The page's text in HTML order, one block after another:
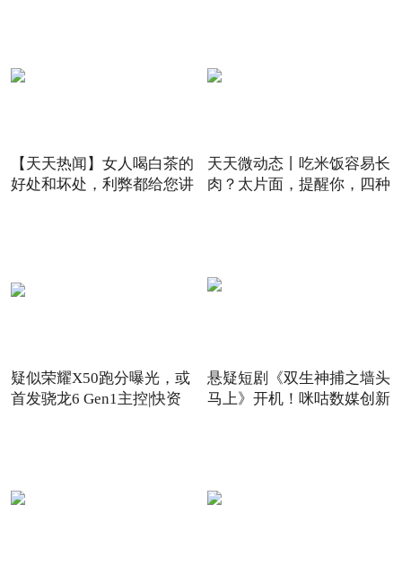
【天天热闻】女人喝白茶的
好处和坏处，利弊都给您讲
天天微动态丨吃米饭容易长
肉？太片面，提醒你，四种
疑似荣耀X50跑分曝光，或
首发骁龙6 Gen1主控|快资
悬疑短剧《双生神捕之墙头
马上》开机！咪咕数媒创新